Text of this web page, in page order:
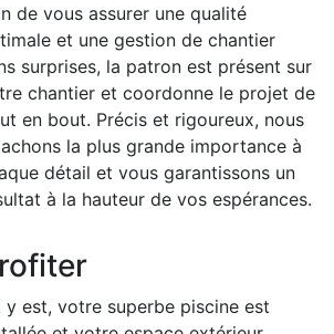
de vous assurer une qualité
et une gestion de chantier
surprises, la patron est présent sur
chantier et coordonne le projet de
en bout. Précis et rigoureux, nous
la plus grande importance à
détail et vous garantissons un
à la hauteur de vos espérances.
y est, votre superbe piscine est